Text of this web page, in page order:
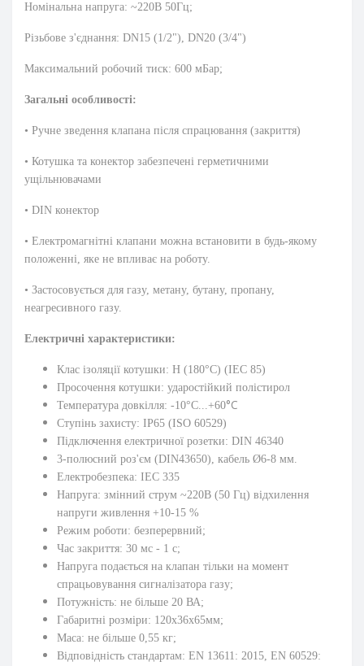
Номінальна напруга: ~220В 50Гц;
Різьбове з'єднання: DN15 (1/2"), DN20 (3/4")
Максимальний робочий тиск: 600 мБар;
Загальні особливості:
• Ручне зведення клапана після спрацювання (закриття)
• Котушка та конектор забезпечені герметичними
ущільнювачами
• DIN конектор
• Електромагнітні клапани можна встановити в будь-якому
положенні, яке не впливає на роботу.
• Застосовується для газу, метану, бутану, пропану,
неагресивного газу.
Електричні характеристики:
Клас ізоляції котушки: H (180°C) (IEC 85)
Просочення котушки: ударостійкий полістирол
Температура довкілля: -10°C...+60°C
Ступінь захисту: IP65 (ISO 60529)
Підключення електричної розетки: DIN 46340
3-полюсний роз'єм (DIN43650), кабель Ø6-8 мм.
Електробезпека: IEC 335
Напруга: змінний струм ~220В (50 Гц) відхилення
напруги живлення +10-15 %
Режим роботи: безперервний;
Час закриття: 30 мс - 1 с;
Напруга подається на клапан тільки на момент
спрацьовування сигналізатора газу;
Потужність: не більше 20 ВА;
Габаритні розміри: 120х36х65мм;
Маса: не більше 0,55 кг;
Відповідність стандартам: EN 13611: 2015, EN 60529: